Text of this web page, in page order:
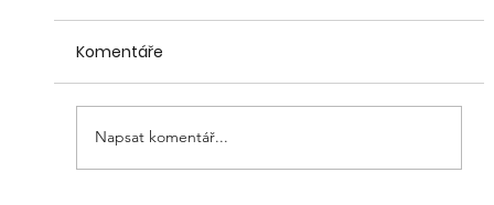
Komentáře
Napsat komentář...